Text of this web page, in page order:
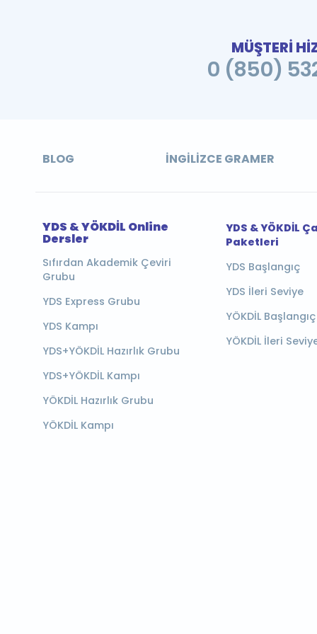
MÜŞTERİ
0 (850)
BLOG İNGILIZCE GRAMER
YDS & YÖKDİL Online
Dersler
Sıfırdan Akademik Çeviri
Grubu
YDS Express Grubu
YDS Kampı
YDS+YÖKDİL Hazırlık Grubu
YDS+YÖKDİL Kampı
YÖKDİL Hazırlık Grubu
YÖKDİL Kampı
YDS & YÖKDİL
Paketleri
YDS Başlangıç
YDS İleri Seviye
YÖKDİL Başlangıç
YÖKDİL İleri